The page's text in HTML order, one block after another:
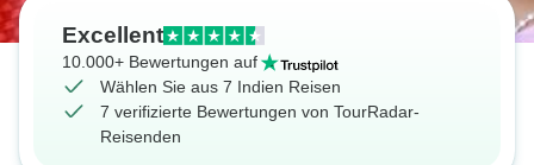
Excellent
10.000+ Bewertungen auf
Wählen Sie aus 7 Indien Reisen
7 verifizierte Bewertungen von TourRadar-
Reisenden